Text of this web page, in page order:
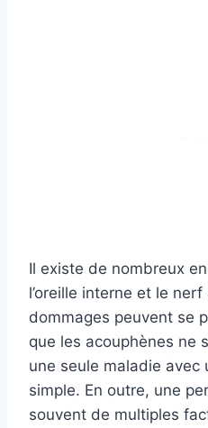
Il existe de nombreux
l’oreille interne et le
dommages peuvent se
que les acouphènes ne
une seule maladie avec
simple. En outre, une
souvent de multiples